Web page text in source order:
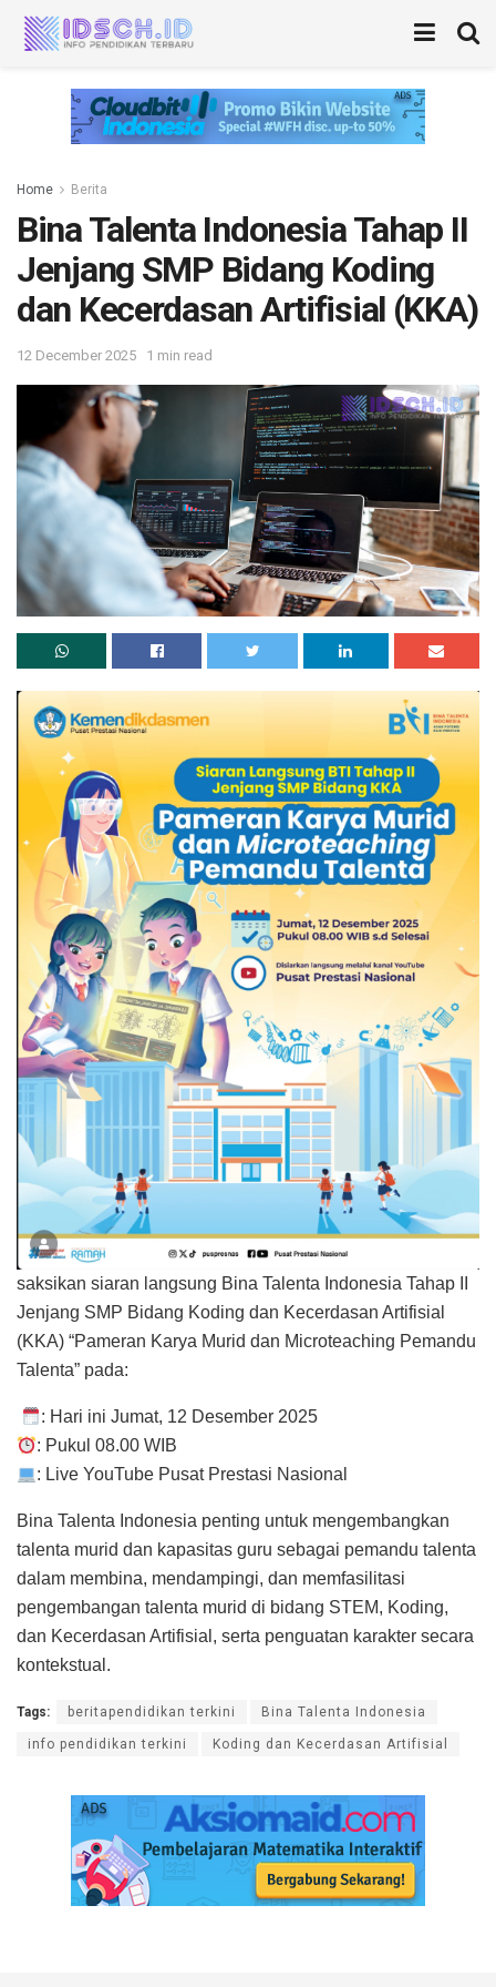
Home Berita
Bina Talenta Indonesia Tahap II
Jenjang SMP Bidang Koding
dan Kecerdasan Artifisial (KKA)
12 December 2025 1 min read
saksikan siaran langsung Bina Talenta Indonesia Tahap II
Jenjang SMP Bidang Koding dan Kecerdasan Artifisial
(KKA) “Pameran Karya Murid dan Microteaching Pemandu
Talenta” pada:
: Hari ini Jumat, 12 Desember 2025
: Pukul 08.00 WIB
: Live YouTube Pusat Prestasi Nasional
Bina Talenta Indonesia penting untuk mengembangkan
talenta murid dan kapasitas guru sebagai pemandu talenta
dalam membina, mendampingi, dan memfasilitasi
pengembangan talenta murid di bidang STEM, Koding,
dan Kecerdasan Artifisial, serta penguatan karakter secara
kontekstual.
Tags: beritapendidikan terkini Bina Talenta Indonesia
info pendidikan terkini Koding dan Kecerdasan Artifisial